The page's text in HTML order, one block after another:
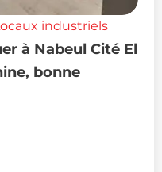
industriels
à Nabeul Cité El
bonne